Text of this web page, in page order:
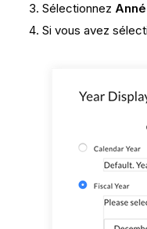
Sélectionnez
Si vous avez